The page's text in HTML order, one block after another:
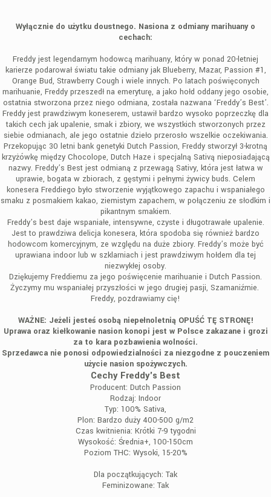
Wyłącznie do użytku doustnego. Nasiona z odmiany marihuany o
cechach:
Freddy jest legendarnym hodowcą marihuany, który w ponad 20-letniej
karierze podarował światu takie odmiany jak Blueberry, Mazar, Passion #1,
Orange Bud, Strawberry Cough i wiele innych. Po latach poświęconych
marihuanie, Freddy przeszedł na emeryturę, a jako hołd oddany jego osobie,
ostatnia stworzona przez niego odmiana, została nazwana ‘Freddy’s Best’.
Freddy jest prawdziwym koneserem, ustawił bardzo wysoko poprzeczkę dla
takich cech jak upalenie, smak i zbiory, we wszystkich stworzonych przez
siebie odmianach, ale jego ostatnie dzieło przerosło wszelkie oczekiwania.
Przekopując 30 letni bank genetyki Dutch Passion, Freddy stworzył 3-krotną
krzyżówkę między Chocolope, Dutch Haze i specjalną Sativą nieposiadającą
nazwy. Freddy’s Best jest odmianą z przewagą Sativy, która jest łatwa w
uprawie, bogata w zbiorach, z gęstymi i pełnymi żywicy buds. Celem
konesera Freddiego było stworzenie wyjątkowego zapachu i wspaniałego
smaku z posmakiem kakao, ziemistym zapachem, w połączeniu ze słodkim i
pikantnym smakiem.
Freddy’s best daje wspaniałe, intensywne, czyste i długotrawałe upalenie.
Jest to prawdziwa delicja konesera, która spodoba się również bardzo
hodowcom komercyjnym, ze względu na duże zbiory. Freddy’s może być
uprawiana indoor lub w szklarniach i jest prawdziwym hołdem dla tej
niezwykłej osoby.
Dziękujemy Freddiemu za jego poświęcenie marihuanie i Dutch Passion.
Życzymy mu wspaniałej przyszłości w jego drugiej pasji, Szamaniźmie.
Freddy, pozdrawiamy cię!
WAŻNE: Jeżeli jesteś osobą niepełnoletnią OPUŚĆ TĘ STRONĘ!
Uprawa oraz kiełkowanie nasion konopi jest w Polsce zakazane i grozi
za to kara pozbawienia wolności.
Sprzedawca nie ponosi odpowiedzialności za niezgodne z pouczeniem
użycie nasion spożywczych.
Cechy Freddy's Best
Producent: Dutch Passion
Rodzaj: Indoor
Typ: 100% Sativa,
Plon: Bardzo duży 400-500 g/m2
Czas kwitnienia: Krótki 7-9 tygodni
Wysokość: Średnia+, 100-150cm
Poziom THC: Wysoki, 15-20%
Dla początkujących: Tak
Feminizowane: Tak